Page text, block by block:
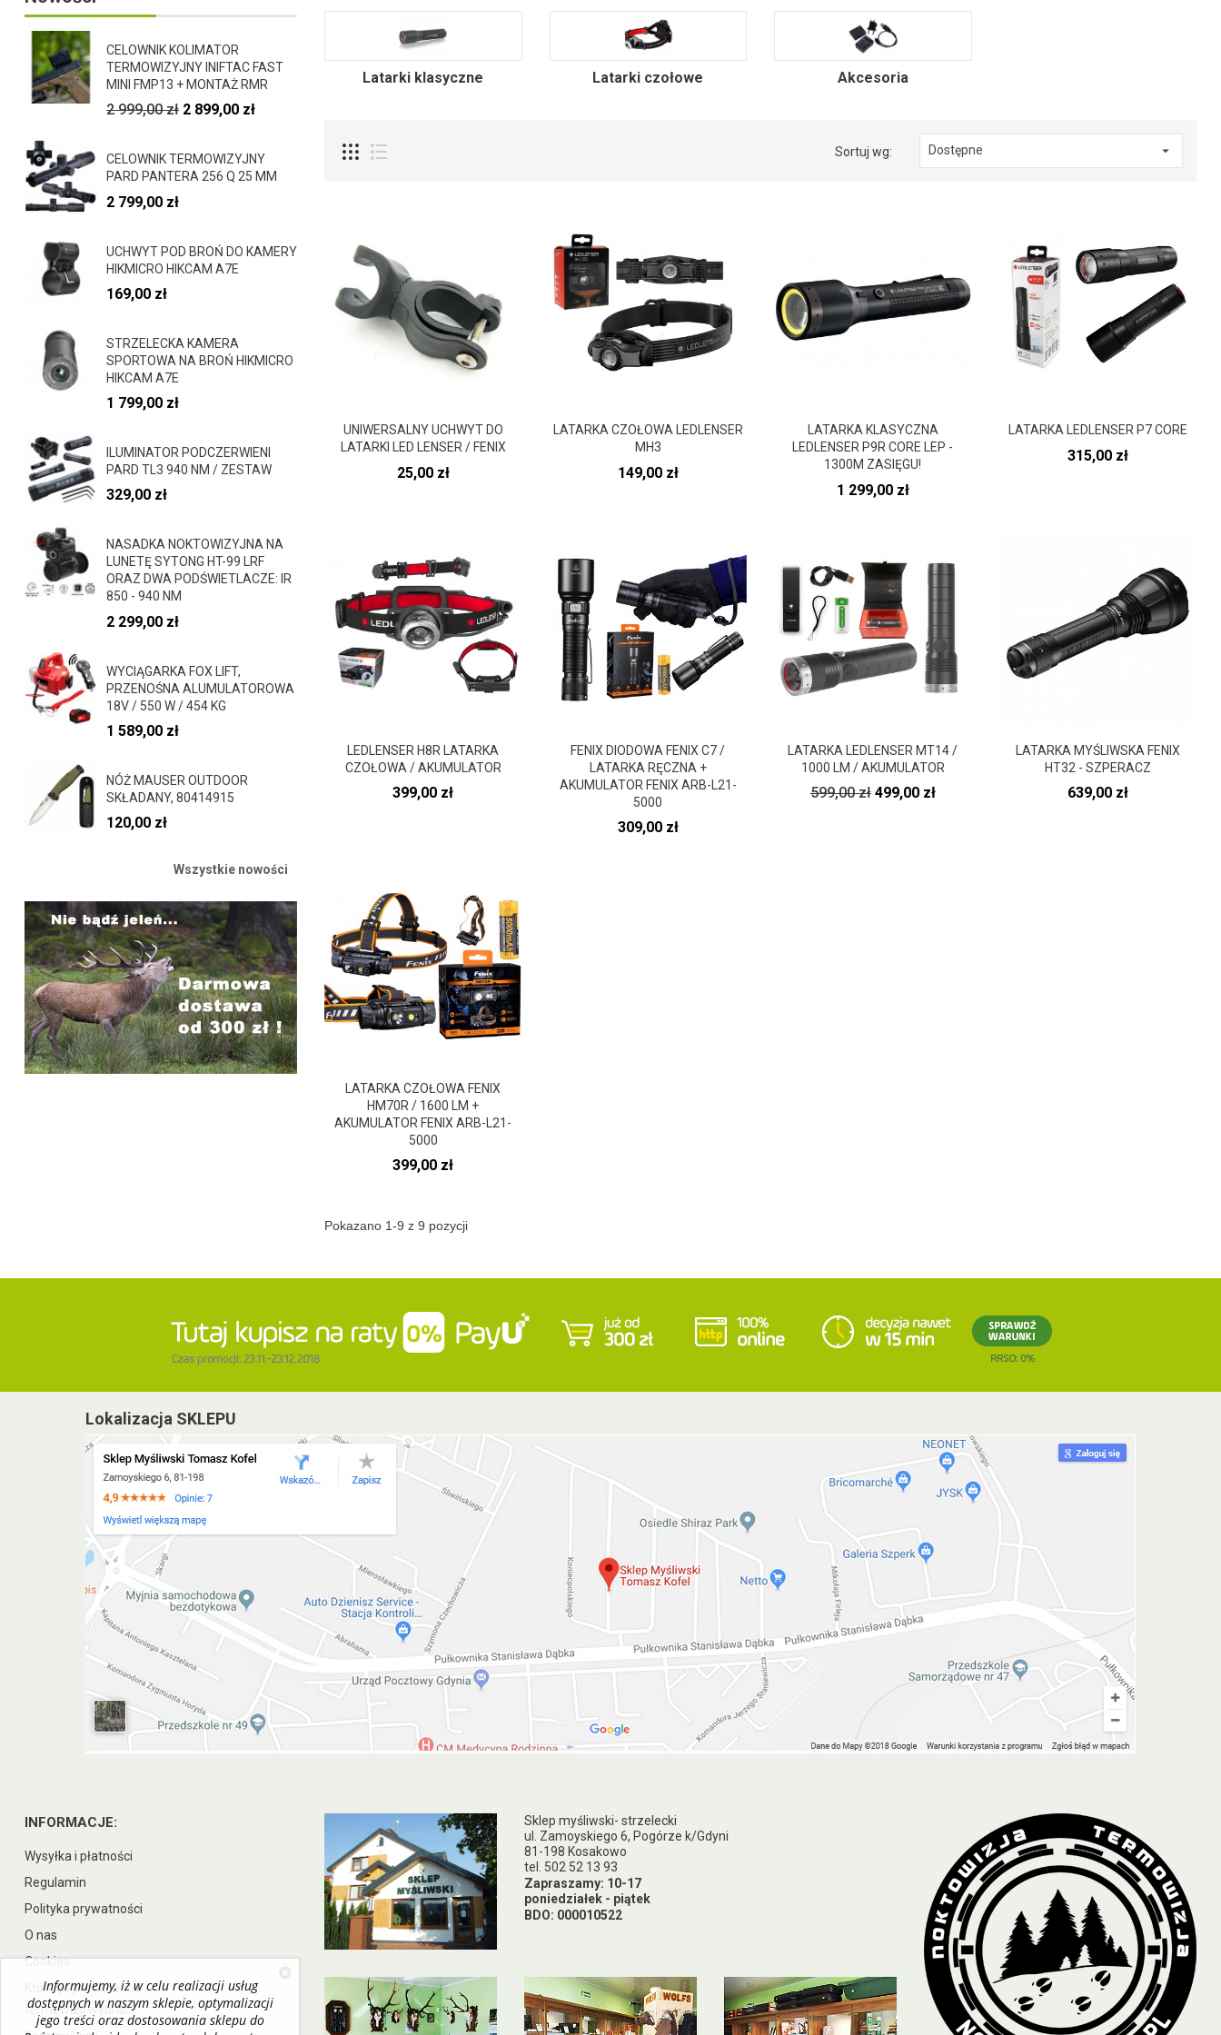
CELOWNIK KOLIMATOR
TERMOWIZYJNY INIFTAC FAST
MINI FMP13 + MONTAŻ RMR
2 999,00 zł 2 899,00 zł
CELOWNIK TERMOWIZYJNY
PARD PANTERA 256 Q 25 MM
2 799,00 zł
UCHWYT POD BROŃ DO KAMERY
HIKMICRO HIKCAM A7E
169,00 zł
STRZELECKA KAMERA
SPORTOWA NA BROŃ HIKMICRO
HIKCAM A7E
1 799,00 zł
ILUMINATOR PODCZERWIENI
PARD TL3 940 NM / ZESTAW
329,00 zł
NASADKA NOKTOWIZYJNA NA
LUNETĘ SYTONG HT-99 LRF
ORAZ DWA PODŚWIETLACZE: IR
850 - 940 NM
2 299,00 zł
WYCIĄGARKA FOX LIFT,
PRZENOŚNA ALUMULATOROWA
18V / 550 W / 454 KG
1 589,00 zł
NÓŻ MAUSER OUTDOOR
SKŁADANY, 80414915
120,00 zł
Wszystkie nowości
Latarki klasyczne Latarki czołowe Akcesoria
Sortuj wg: Dostępne 
UNIWERSALNY UCHWYT DO
LATARKI LED LENSER / FENIX
Cena
25,00 zł
LATARKA CZOŁOWA LEDLENSER
MH3
Cena
149,00 zł
LATARKA KLASYCZNA
LEDLENSER P9R CORE LEP -
1300M ZASIĘGU!
Cena
1 299,00 zł
LATARKA LEDLENSER P7 CORE
Cena
315,00 zł
LEDLENSER H8R LATARKA
CZOŁOWA / AKUMULATOR
Cena
399,00 zł
FENIX DIODOWA FENIX C7 /
LATARKA RĘCZNA +
AKUMULATOR FENIX ARB-L21-
5000
Cena
309,00 zł
LATARKA LEDLENSER MT14 /
1000 LM / AKUMULATOR
Cena
podstawowa
599,00 zł Cena
499,00 zł
LATARKA MYŚLIWSKA FENIX
HT32 - SZPERACZ
Cena
639,00 zł
LATARKA CZOŁOWA FENIX
HM70R / 1600 LM +
AKUMULATOR FENIX ARB-L21-
5000
Cena
399,00 zł
Pokazano 1-9 z 9 pozycji
Lokalizacja SKLEPU
INFORMACJE:
Wysyłka i płatności
Regulamin
Polityka prywatności
O nas
Cookies
Którego producenta
termowizji wybrać?
Sklep myśliwski- strzelecki
ul. Zamoyskiego 6, Pogórze k/Gdyni
81-198 Kosakowo
tel. 502 52 13 93
Zapraszamy: 10-17
poniedziałek - piątek
BDO: 000010522
Informujemy, iż w celu realizacji usług
dostępnych w naszym sklepie, optymalizacji
jego treści oraz dostosowania sklepu do